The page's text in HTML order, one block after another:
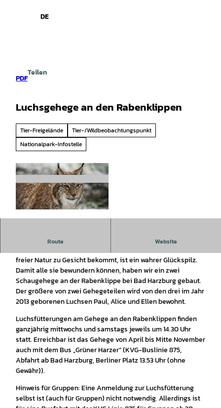
Gebärdensprache
DE
PDF
Teilen
Luchsgehege an den Rabenklippen
Tier-Freigelände
Tier-/Wildbeobachtungspunkt
Nationalpark-Infostelle
Route Website
Die Pinselohren sind zurück in den Harzer Wäldern.
freier Natur zu Gesicht bekommt, ist ein wahrer Glückspilz.
Damit alle sie bewundern können, haben wir ein zwei
Schaugehege an der Rabenklippe bei Bad Harzburg gebaut.
Der größere von zwei Gehegeteilen wird von den drei im Jahr
2013 geborenen Luchsen Paul, Alice und Ellen bewohnt.
Luchsfütterungen am Gehege an den Rabenklippen finden
ganzjährig mittwochs und samstags jeweils um 14.30 Uhr
statt. Erreichbar ist das Gehege von April bis Mitte November
auch mit dem Bus „Grüner Harzer“ (KVG-Buslinie 875,
Abfahrt ab Bad Harzburg, Berliner Platz 13.53 Uhr (ohne
Gewähr)).
Hinweis für Gruppen: Eine Anmeldung zur Luchsfütterung
selbst ist (auch für Gruppen) nicht notwendig. Allerdings ist